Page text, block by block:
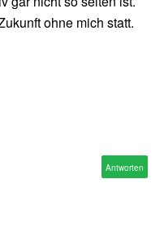
ohne mich statt.
Antworten